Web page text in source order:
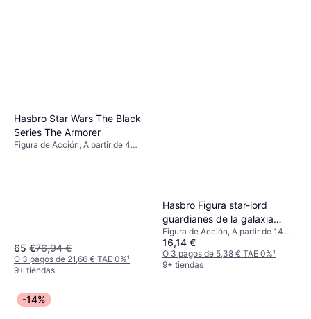
Hasbro Star Wars The Black
Series The Armorer
Figura de Acción, A partir de 4
65 €76,94 €
O 3 pagos de 21,66 € TAE 0%¹
9+ tiendas
Hasbro Figura star-lord
guardianes de la galaxia
marvel legends
Figura de Acción, A partir de 14
años, 1 pcs, Tema: Superhéroe
16,14 €
O 3 pagos de 5,38 € TAE 0%¹
9+ tiendas
-14%